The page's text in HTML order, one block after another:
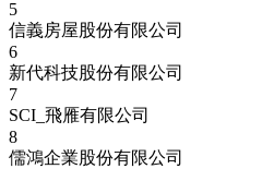
5
信義房屋股份有限公司
6
新代科技股份有限公司
7
SCI_飛雁有限公司
8
儒鴻企業股份有限公司